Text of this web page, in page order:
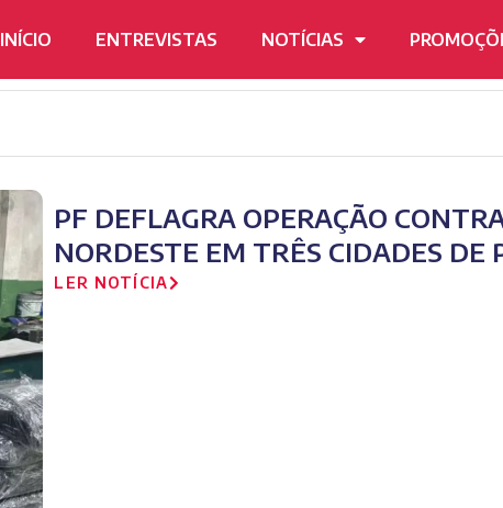
INÍCIO ENTREVISTAS NOTÍCIAS
PF DEFLAGRA OPERAÇÃO
NORDESTE EM TRÊS CIDADES DE
LER NOTÍCIA